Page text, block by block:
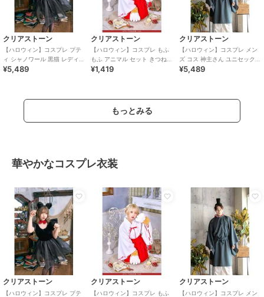
クリアストーン
【ハロウィン】コスプレ プテ
ィ シャノワール 黒猫 レディー
ス ブラック ハロウィン
¥5,489
クリアストーン
【ハロウィン】コスプレ もふ
もふ アニマル セット きつねの
手 ユニセックス ブラウン
¥1,419
クリアストーン
【ハロウィン】コスプレ メン
ズ コス 神主さん ユニセックス
ブルー
¥5,489
もっとみる
華やかなコスプレ衣装
クリアストーン
【ハロウィン】コスプレ プテ
クリアストーン
【ハロウィン】コスプレ もふ
クリアストーン
【ハロウィン】コスプレ メン